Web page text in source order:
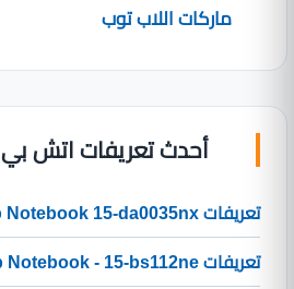
ماركات اللاب توب
أحدث تعريفات اتش بي
تعريفات Hp Notebook 15-da0035nx
تعريفات Hp Notebook - 15-bs112ne